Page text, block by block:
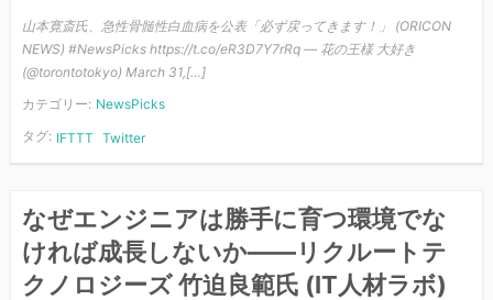
山本寛斎氏、急性骨髄性白血病を公表「必ず戻ってきます！」 (ORICON
NEWS) #NewsPicks https://t.co/eR3D7Y7rRq — 花の王様 大好き
(@torontotokyo) March 31,[…]
カテゴリー: NewsPicks
タグ: IFTTT Twitter
なぜエンジニアは勝手に育つ環境でな
ければ成長しないか――リクルートテ
クノロジーズ 竹迫良範氏 (IT人材ラボ)